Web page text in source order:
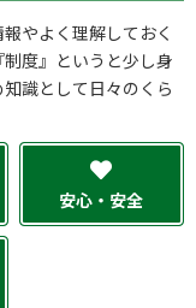
やよく理解しておく
度』というと少し身
識として日々のくら
安心・安全